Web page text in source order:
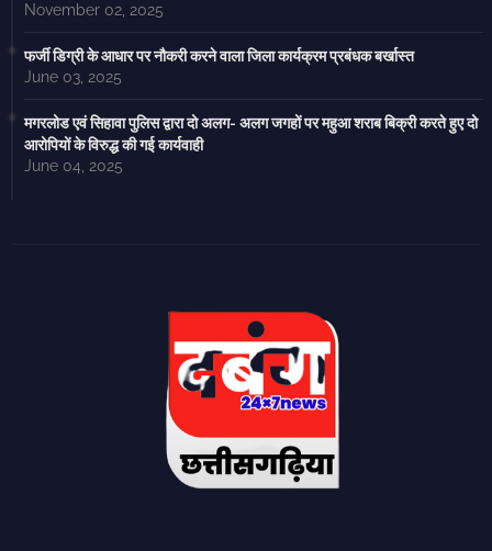
November 02, 2025
फर्जी डिग्री के आधार पर नौकरी करने वाला जिला कार्यक्रम प्रबंधक बर्खास्त
June 03, 2025
मगरलोड एवं सिहावा पुलिस द्वारा दो अलग- अलग जगहों पर महुआ शराब बिक्री करते हुए दो
आरोपियों के विरुद्ध की गई कार्यवाही
June 04, 2025